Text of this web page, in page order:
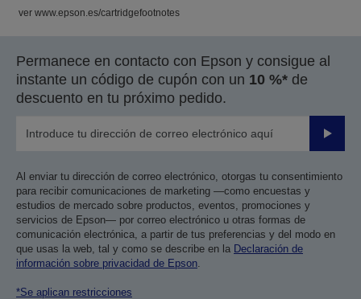
ver www.epson.es/cartridgefootnotes
Permanece en contacto con Epson y consigue al
instante un código de cupón con un 10 %* de
descuento en tu próximo pedido.
Enviar
Al enviar tu dirección de correo electrónico, otorgas tu consentimiento
para recibir comunicaciones de marketing —como encuestas y
estudios de mercado sobre productos, eventos, promociones y
servicios de Epson— por correo electrónico u otras formas de
comunicación electrónica, a partir de tus preferencias y del modo en
que usas la web, tal y como se describe en la Declaración de
información sobre privacidad de Epson
*Se aplican restricciones